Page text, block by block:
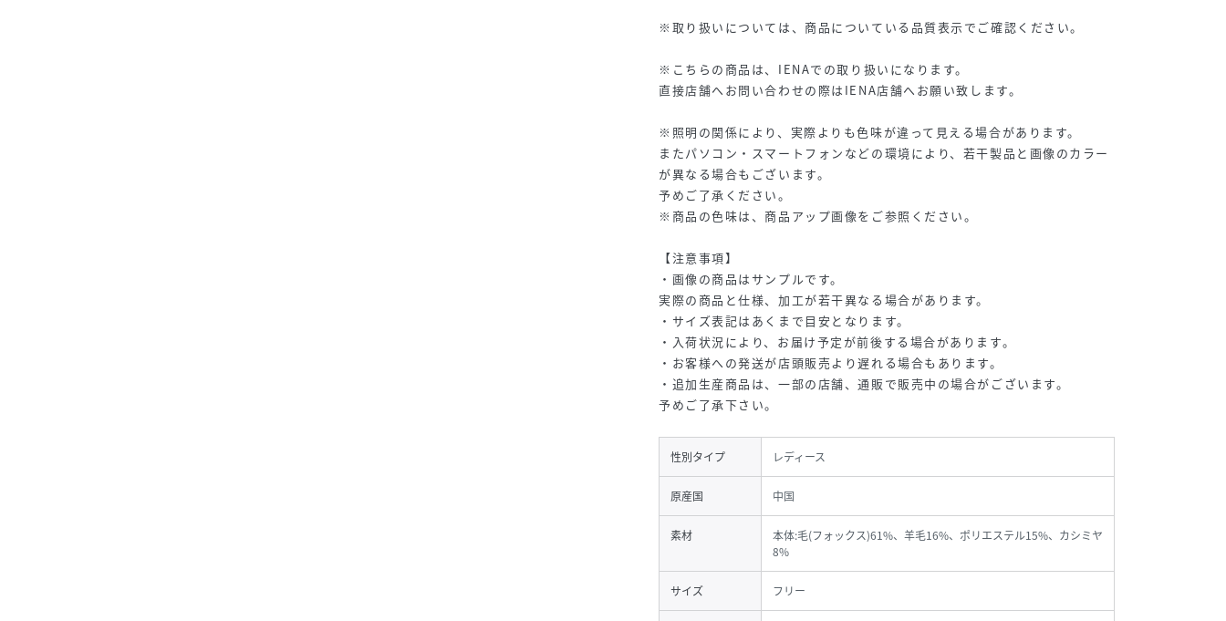
※取り扱いについては、商品についている品質表示でご確認ください。
※こちらの商品は、IENAでの取り扱いになります。
直接店舗へお問い合わせの際はIENA店舗へお願い致します。
※照明の関係により、実際よりも色味が違って見える場合があります。
またパソコン・スマートフォンなどの環境により、若干製品と画像のカラー
が異なる場合もございます。
予めご了承ください。
※商品の色味は、商品アップ画像をご参照ください。
【注意事項】
・画像の商品はサンプルです。
実際の商品と仕様、加工が若干異なる場合があります。
・サイズ表記はあくまで目安となります。
・入荷状況により、お届け予定が前後する場合があります。
・お客様への発送が店頭販売より遅れる場合もあります。
・追加生産商品は、一部の店舗、通販で販売中の場合がございます。
予めご了承下さい。
性別タイプ レディース
原産国 中国
素材
本体:毛(フォックス)61%、羊毛16%、ポリエステル15%、カシミヤ
8%
サイズ フリー